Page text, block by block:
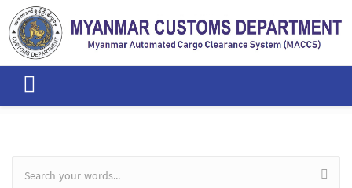
Skip to main content
Search form